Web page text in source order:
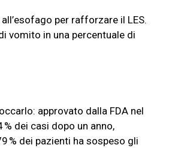
per rafforzare il LES.
vomito in una percentuale di
approvato dalla FDA nel
dei casi dopo un anno,
% dei pazienti ha sospeso gli